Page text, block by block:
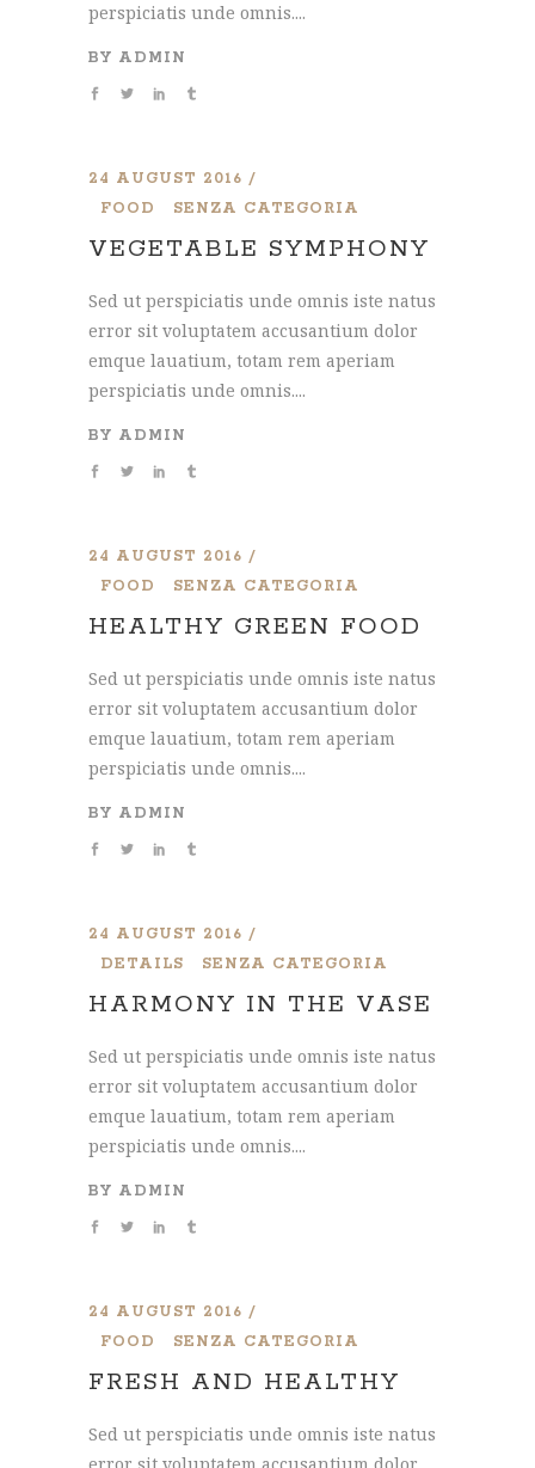
perspiciatis unde omnis....
BY ADMIN
24 AUGUST 2016
FOOD
SENZA CATEGORIA
VEGETABLE SYMPHONY
Sed ut perspiciatis unde omnis iste natus
error sit voluptatem accusantium dolor
emque lauatium, totam rem aperiam
perspiciatis unde omnis....
BY ADMIN
24 AUGUST 2016
FOOD
SENZA CATEGORIA
HEALTHY GREEN FOOD
Sed ut perspiciatis unde omnis iste natus
error sit voluptatem accusantium dolor
emque lauatium, totam rem aperiam
perspiciatis unde omnis....
BY ADMIN
24 AUGUST 2016
DETAILS
SENZA CATEGORIA
HARMONY IN THE VASE
Sed ut perspiciatis unde omnis iste natus
error sit voluptatem accusantium dolor
emque lauatium, totam rem aperiam
perspiciatis unde omnis....
BY ADMIN
24 AUGUST 2016
FOOD
SENZA CATEGORIA
FRESH AND HEALTHY
Sed ut perspiciatis unde omnis iste natus